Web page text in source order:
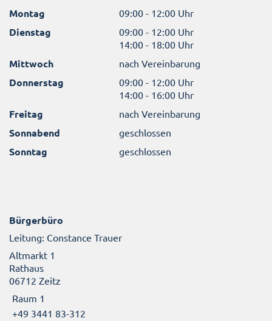
Montag 09:00 - 12:00 Uhr
Dienstag
09:00 - 12:00 Uhr
14:00 - 18:00 Uhr
Mittwoch nach Vereinbarung
Donnerstag
09:00 - 12:00 Uhr
14:00 - 16:00 Uhr
Freitag nach Vereinbarung
Sonnabend geschlossen
Sonntag geschlossen
Bürgerbüro
Leitung: Constance Trauer
Altmarkt 1
Rathaus
06712 Zeitz
Raum 1
+49 3441 83-312